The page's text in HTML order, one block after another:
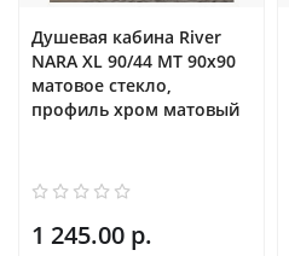
Душевая кабина River
NARA XL 90/44 MT 90х90
матовое стекло,
профиль хром матовый
1 245.00 р.